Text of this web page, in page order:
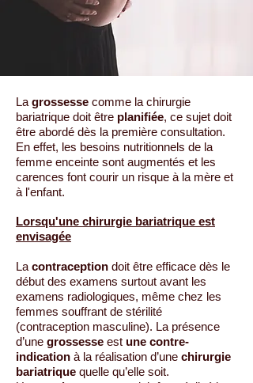
La grossesse comme la chirurgie
bariatrique doit être planifiée, ce sujet doit
être abordé dès la première consultation.
En effet, les besoins nutritionnels de la
femme enceinte sont augmentés et les
carences font courir un risque à la mère et
à l'enfant.
Lorsqu'une chirurgie bariatrique est
envisagée
La contraception doit être efficace dès le
début des examens surtout avant les
examens radiologiques, même chez les
femmes souffrant de stérilité
(contraception masculine). La présence
d’une grossesse est une contre-
indication à la réalisation d’une chirurgie
bariatrique quelle qu’elle soit.